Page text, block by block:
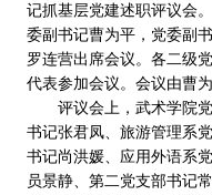
记抓基层党建述职评议会
委副书记曹为平，党委副
罗连营出席会议。各二级
代表参加会议。会议由曹为
评议会上，武术学院
书记张君凤、旅游管理系
书记尚洪媛、应用外语系
员景静、第二党支部书记